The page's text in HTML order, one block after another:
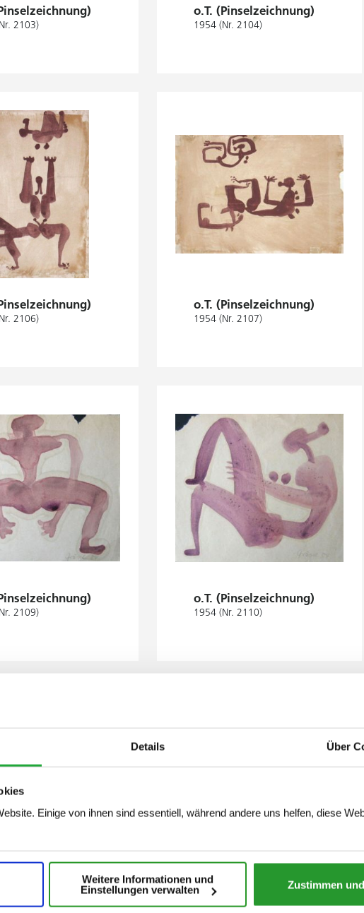
Details Über
Einige von ihnen sind essentiell, während andere uns helfen, diese
Weitere Informationen und
Einstellungen verwalten
Zustimmen
2103)
o.T. (Pinselzeichnung)
1954 (Nr. 2104)
2106)
o.T. (Pinselzeichnung)
1954 (Nr. 2107)
2109)
o.T. (Pinselzeichnung)
1954 (Nr. 2110)
2112)
o.T. (Pinselzeichnung)
1954 (Nr. 2113)